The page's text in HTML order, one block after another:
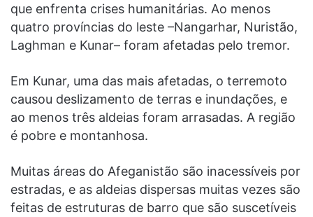
que enfrenta crises humanitárias. Ao menos
quatro províncias do leste –Nangarhar, Nuristão,
Laghman e Kunar– foram afetadas pelo tremor.
Em Kunar, uma das mais afetadas, o terremoto
causou deslizamento de terras e inundações, e
ao menos três aldeias foram arrasadas. A região
é pobre e montanhosa.
Muitas áreas do Afeganistão são inacessíveis por
estradas, e as aldeias dispersas muitas vezes são
feitas de estruturas de barro que são suscetíveis